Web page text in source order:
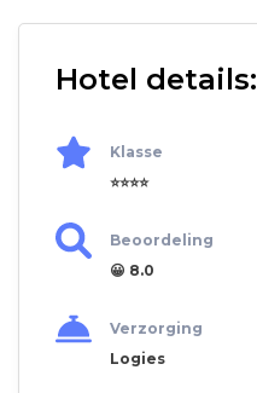
Hotel details:
Klasse
⭐⭐⭐⭐
Beoordeling
😀 8.0
Verzorging
Logies